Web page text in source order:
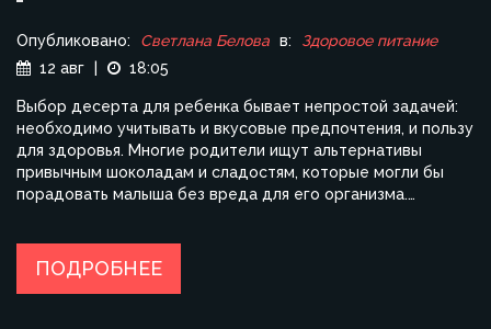
Опубликовано: Светлана Белова в:
Здоровое питание
12 авг
18:05
Выбор десерта для ребенка бывает непростой задачей:
необходимо учитывать и вкусовые предпочтения, и пользу
для здоровья. Многие родители ищут альтернативы
привычным шоколадам и сладостям, которые могли бы
порадовать малыша без вреда для его организма.
праздник. Узнайте, как приготовить вкусные и полезные
сладости, которые ваш ребенок полюбит с первого укуса.
ПОДРОБНЕЕ